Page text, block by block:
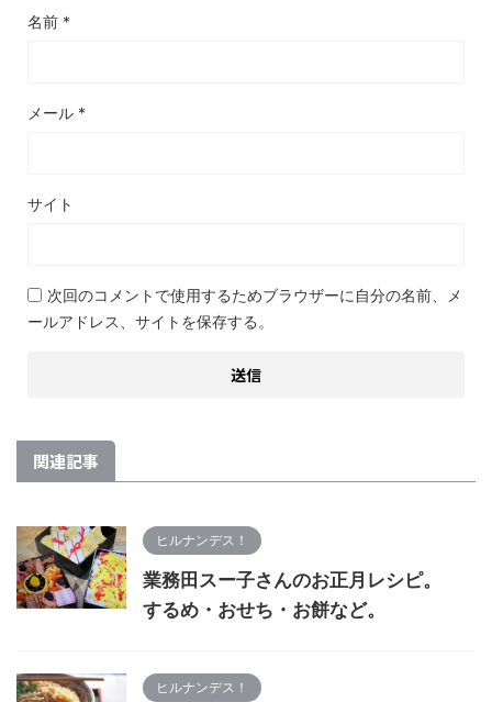
名前 *
メール *
サイト
次回のコメントで使用するためブラウザーに自分の名前、メ
ールアドレス、サイトを保存する。
関連記事
ヒルナンデス！
業務田スー子さんのお正月レシピ。
するめ・おせち・お餅など。
ヒルナンデス！